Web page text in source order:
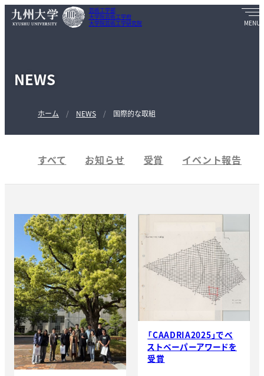
芸術工学部
大学院芸術工学府
大学院芸術工学研究院
NEWS
ホーム NEWS 国際的な取組
すべて お知らせ 受賞 イベント報告
「CAADRIA2025」でベ
ストペーパーアワードを
受賞